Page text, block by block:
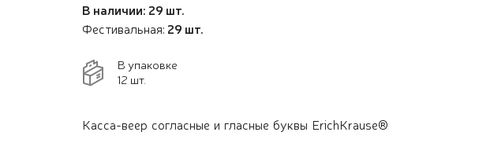
В наличии: 29 шт.
Фестивальная: 29 шт.
В упаковке
12 шт.
Касса-веер согласные и гласные буквы ErichKrause®